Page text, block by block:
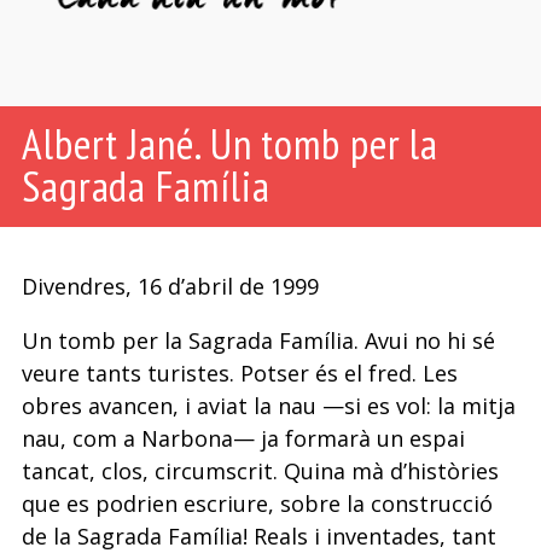
Albert Jané. Un tomb per la
Sagrada Família
Divendres, 16 d’abril de 1999
Un tomb per la Sagrada Família. Avui no hi sé
veure tants turistes. Potser és el fred. Les
obres avancen, i aviat la nau —si es vol: la mitja
nau, com a Narbona— ja formarà un espai
tancat, clos, circumscrit. Quina mà d’històries
que es podrien escriure, sobre la construcció
de la Sagrada Família! Reals i inventades, tant